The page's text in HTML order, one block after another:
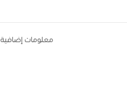
معلومات إضافية